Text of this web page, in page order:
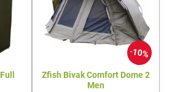
10%
Zfish Bivak Comfort Dome 2
Men